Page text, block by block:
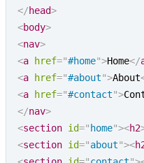
</head>
<body>
<nav>
<a href="#home">Home</
<a href="#about">About
<a href="#contact">
</nav>
<section id=" home"><h2
<section id="about"><